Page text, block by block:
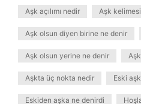
Aşk açılımı nedir Aşk
Aşk olsun diyen birine ne denir
Aşk olsun yerine ne denir
Aşkta üç nokta nedir Eski
Eskiden aşka ne denirdi